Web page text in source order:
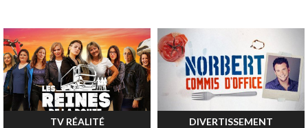
TV RÉALITÉ DIVERTISSEMENT